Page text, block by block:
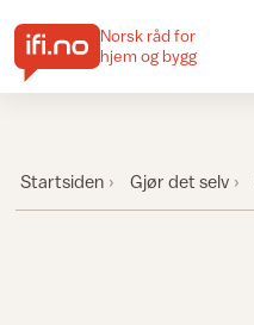
Norsk råd for
hjem og bygg
Startsiden Gjør det selv